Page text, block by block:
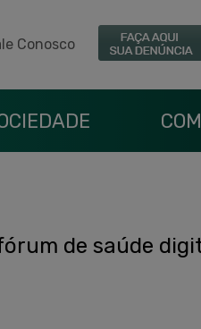
Conosco
de saúde